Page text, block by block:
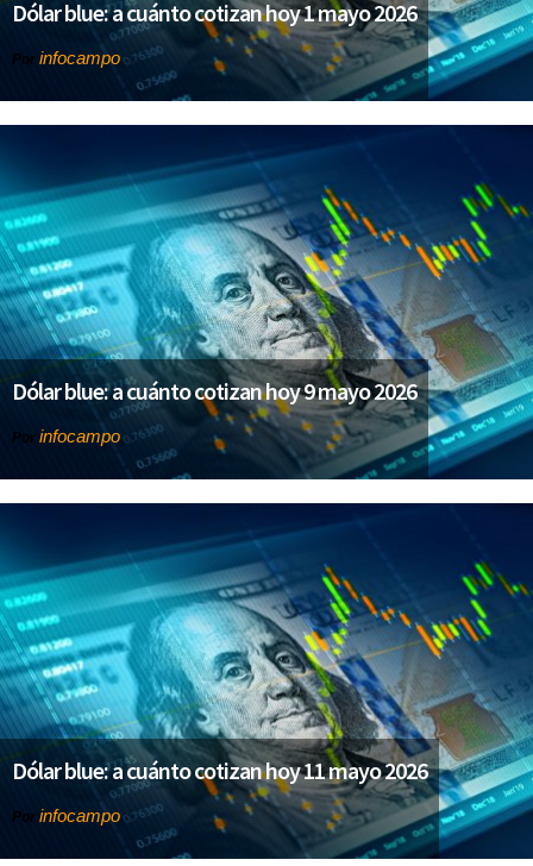
Dólar blue: a cuánto cotizan hoy 1 mayo 2026
Por infocampo
Dólar blue: a cuánto cotizan hoy 9 mayo 2026
Por infocampo
Dólar blue: a cuánto cotizan hoy 11 mayo 2026
Por infocampo